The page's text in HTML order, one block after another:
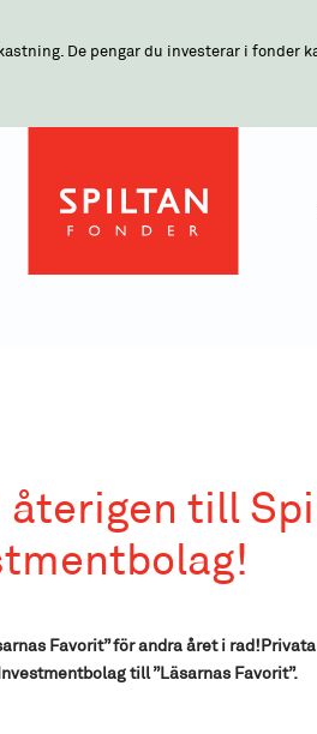
De pengar du investerar i fonder
till
Favorit” för andra året i
till ”Läsarnas Favorit”.